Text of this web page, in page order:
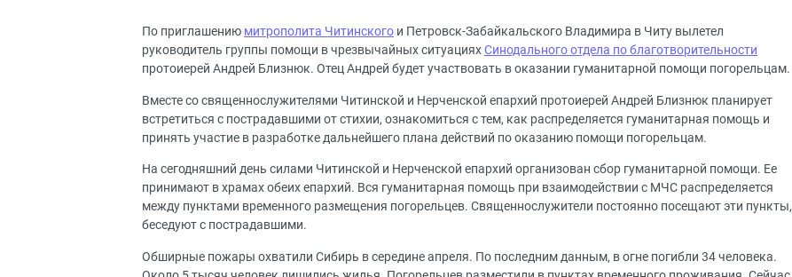
По приглашению митрополита Читинского и Петровск-Забайкальского Владимира в Читу вылетел
руководитель группы помощи в чрезвычайных ситуацияхСинодального отдела по благотворительности
протоиерей Андрей Близнюк. Отец Андрей будет участвовать в оказании гуманитарной помощи погорельцам.
Вместе со священнослужителями Читинской и Нерченской епархий протоиерей Андрей Близнюк планирует
встретиться с пострадавшими от стихии, ознакомиться с тем, как распределяется гуманитарная помощь и
принять участие в разработке дальнейшего плана действий по оказанию помощи погорельцам.
На сегодняшний день силами Читинской и Нерченской епархий организован сбор гуманитарной помощи. Ее
принимают в храмах обеих епархий. Вся гуманитарная помощь при взаимодействии с МЧС распределяется
между пунктами временного размещения погорельцев. Священнослужители постоянно посещают эти пункты,
беседуют с пострадавшими.
Обширные пожары охватили Сибирь в середине апреля. По последним данным, в огне погибли 34 человека.